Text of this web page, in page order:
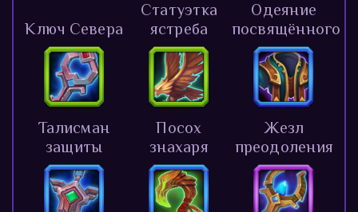
Ключ Севера
Статуэтка
ястреба
Одеяние
посвящённого
Талисман
защиты
Посох
знахаря
Жезл
преодоления